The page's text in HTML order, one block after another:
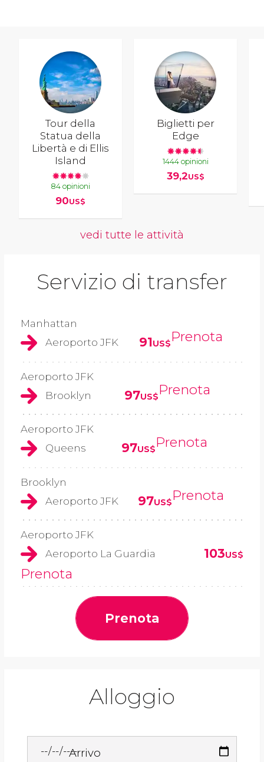
Tour della
Statua della
Libertà e di Ellis
Island
84 opinioni
90US$
Biglietti per
Edge
1444 opinioni
39,2US$
vedi tutte le attività
Servizio di transfer
Manhattan
Aeroporto JFK
91US$Prenota
Aeroporto JFK
Brooklyn
97US$Prenota
Aeroporto JFK
Queens
97US$Prenota
Brooklyn
Aeroporto JFK
97US$Prenota
Aeroporto JFK
Aeroporto La Guardia
103US$
Prenota
Prenota
Alloggio
Arrivo